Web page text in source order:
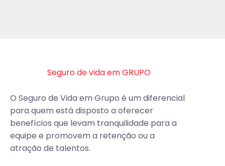
Seguro de vida em GRUPO
O Seguro de Vida em Grupo é um diferencial
para quem está disposto a oferecer
benefícios que levam tranquilidade para a
equipe e promovem a retenção ou a
atração de talentos.